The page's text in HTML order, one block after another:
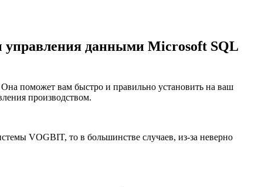
управления данными Microsoft SQL
поможет вам быстро и правильно установить на ваш
производством.
VOGBIT, то в большинстве случаев, из-за неверно